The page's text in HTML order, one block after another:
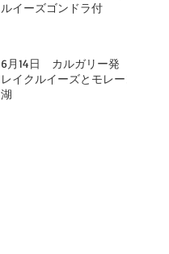
ルイーズゴンドラ付
6月14日 カルガリー発
レイクルイーズとモレーン
湖